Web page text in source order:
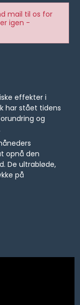
mail til os for
igen -
effekter i
har stået tidens
og
opnå den
De ultrabløde,
på